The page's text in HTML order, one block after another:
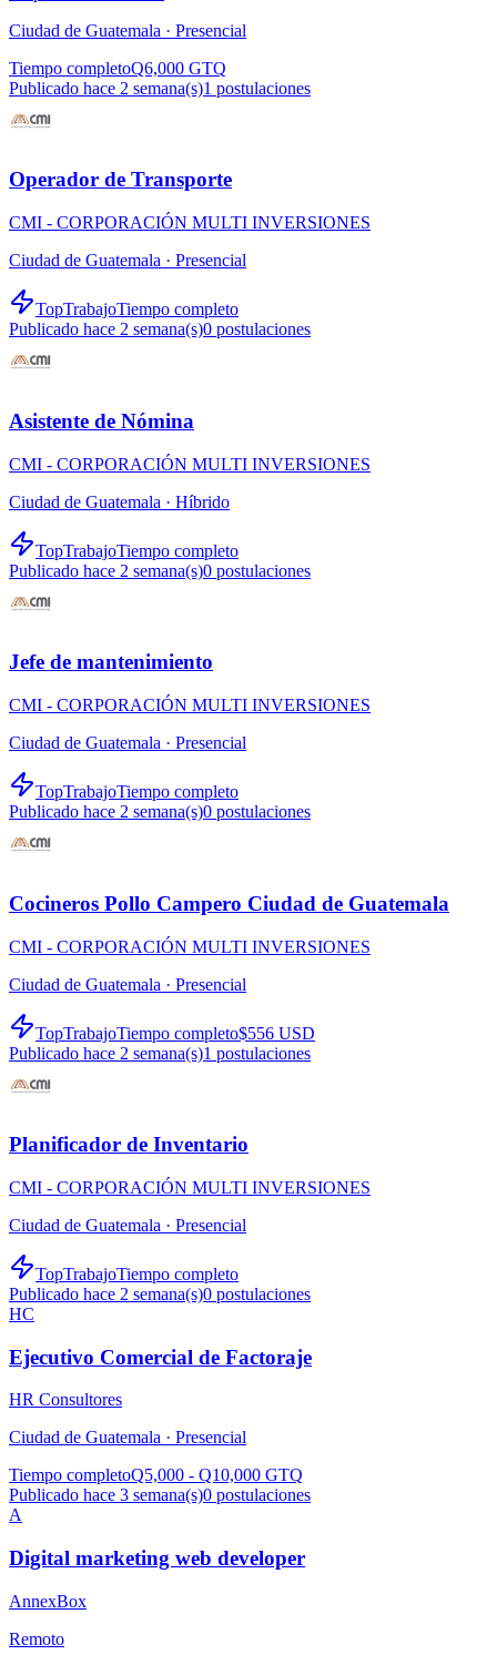
Ciudad de Guatemala · Presencial
Tiempo completoQ6,000 GTQ
Publicado hace 2 semana(s)1 postulaciones
Operador de Transporte
CMI - CORPORACIÓN MULTI INVERSIONES
Ciudad de Guatemala · Presencial
TopTrabajoTiempo completo
Publicado hace 2 semana(s)0 postulaciones
Asistente de Nómina
CMI - CORPORACIÓN MULTI INVERSIONES
Ciudad de Guatemala · Híbrido
TopTrabajoTiempo completo
Publicado hace 2 semana(s)0 postulaciones
Jefe de mantenimiento
CMI - CORPORACIÓN MULTI INVERSIONES
Ciudad de Guatemala · Presencial
TopTrabajoTiempo completo
Publicado hace 2 semana(s)0 postulaciones
Cocineros Pollo Campero Ciudad de Guatemala
CMI - CORPORACIÓN MULTI INVERSIONES
Ciudad de Guatemala · Presencial
TopTrabajoTiempo completo$556 USD
Publicado hace 2 semana(s)1 postulaciones
Planificador de Inventario
CMI - CORPORACIÓN MULTI INVERSIONES
Ciudad de Guatemala · Presencial
TopTrabajoTiempo completo
Publicado hace 2 semana(s)0 postulaciones
HC
Ejecutivo Comercial de Factoraje
HR Consultores
Ciudad de Guatemala · Presencial
Tiempo completoQ5,000 - Q10,000 GTQ
Publicado hace 3 semana(s)0 postulaciones
A
Digital marketing web developer
AnnexBox
Remoto